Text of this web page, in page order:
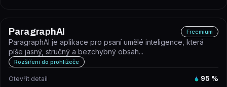
ParagraphAI Freemium
ParagraphAI je aplikace pro psaní umělé inteligence, která
píše jasný, stručný a bezchybný obsah...
Rozšíření do prohlížeče
Otevřít detail 95 %